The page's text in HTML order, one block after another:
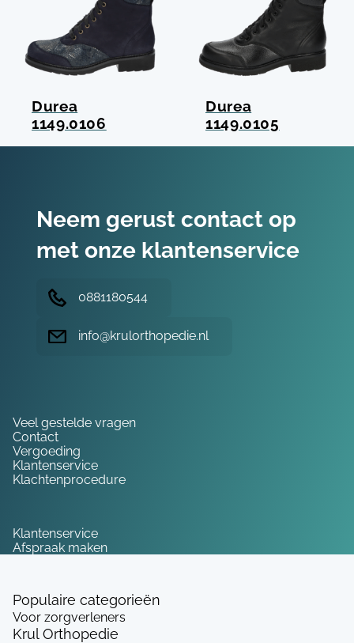
Durea
1149.0106
Durea
1149.0105
Neem gerust contact op
met onze klantenservice
0881180544
info@krulorthopedie.nl
Veel gestelde vragen
Contact
Vergoeding
Klantenservice
Klachtenprocedure
Klantenservice
Afspraak maken
Populaire categorieën
Voor zorgverleners
Krul Orthopedie